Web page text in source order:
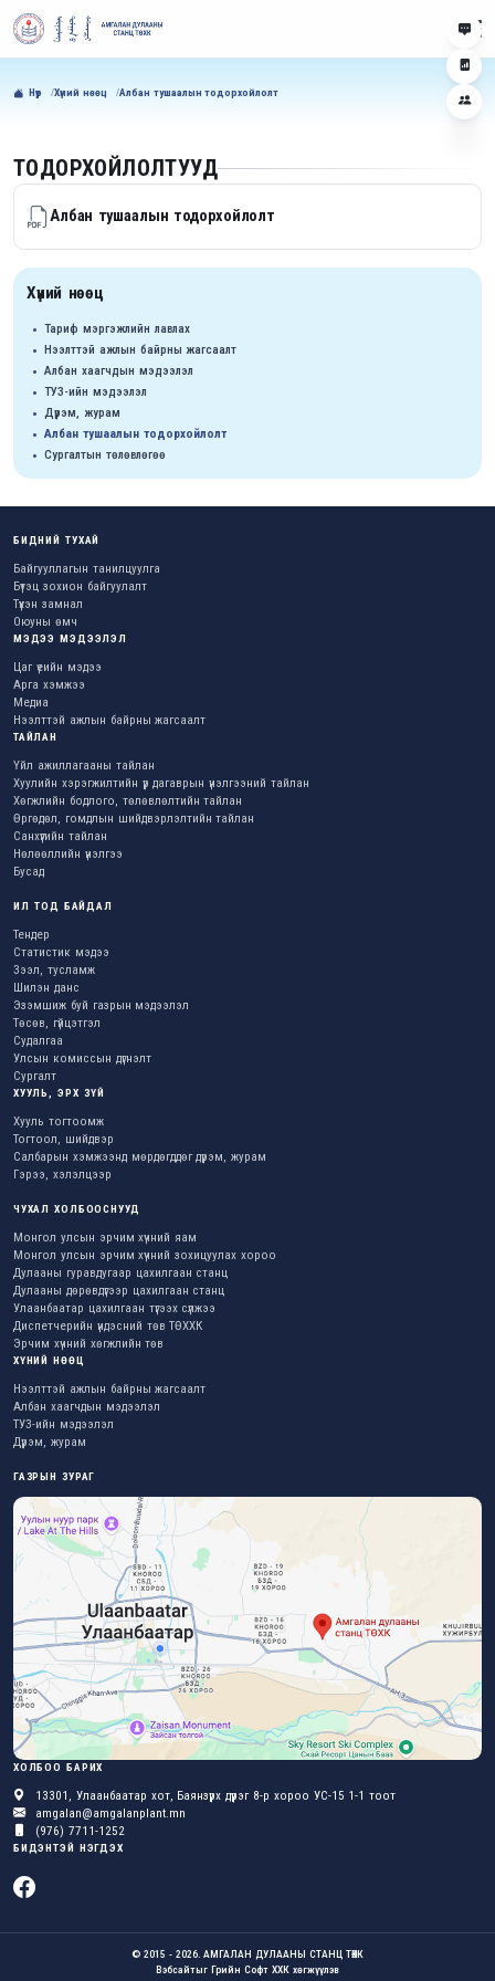
Нүүр Хүний нөөц Албан тушаалын тодорхойлолт
ТОДОРХОЙЛОЛТУУД
Албан тушаалын тодорхойлолт
Хүний нөөц
Тариф мэргэжлийн лавлах
Нээлттэй ажлын байрны жагсаалт
Албан хаагчдын мэдээлэл
ТУЗ-ийн мэдээлэл
Дүрэм, журам
Албан тушаалын тодорхойлолт
Сургалтын төлөвлөгөө
БИДНИЙ ТУХАЙ
Байгууллагын танилцуулга
Бүтэц зохион байгуулалт
Түүхэн замнал
Оюуны өмч
МЭДЭЭ МЭДЭЭЛЭЛ
Цаг үеийн мэдээ
Арга хэмжээ
Медиа
Нээлттэй ажлын байрны жагсаалт
ТАЙЛАН
Үйл ажиллагааны тайлан
Хуулийн хэрэгжилтийн үр дагаврын үнэлгээний тайлан
Хөгжлийн бодлого, төлөвлөлтийн тайлан
Өргөдөл, гомдлын шийдвэрлэлтийн тайлан
Санхүүгийн тайлан
Нөлөөллийн үнэлгээ
Бусад
ИЛ ТОД БАЙДАЛ
Тендер
Статистик мэдээ
Зээл, тусламж
Шилэн данс
Эзэмшиж буй газрын мэдээлэл
Төсөв, гүйцэтгэл
Судалгаа
Улсын комиссын дүгнэлт
Сургалт
ХУУЛЬ, ЭРХ ЗҮЙ
Хууль тогтоомж
Тогтоол, шийдвэр
Салбарын хэмжээнд мөрдөгддөг дүрэм, журам
Гэрээ, хэлэлцээр
ЧУХАЛ ХОЛБООСНУУД
Монгол улсын эрчим хүчний яам
Монгол улсын эрчим хүчний зохицуулах хороо
Дулааны гуравдугаар цахилгаан станц
Дулааны дөрөвдүгээр цахилгаан станц
Улаанбаатар цахилгаан түгээх сүлжээ
Диспетчерийн үндэсний төв ТӨХХК
Эрчим хүчний хөгжлийн төв
ХҮНИЙ НӨӨЦ
Нээлттэй ажлын байрны жагсаалт
Албан хаагчдын мэдээлэл
ТУЗ-ийн мэдээлэл
Дүрэм, журам
ГАЗРЫН ЗУРАГ
ХОЛБОО БАРИХ
13301, Улаанбаатар хот, Баянзүрх дүүрэг 8-р хороо УС-15 1-1 тоот
amgalan@amgalanplant.mn
(976) 7711-1252
БИДЭНТЭЙ НЭГДЭХ
© 2015 - 2026. АМГАЛАН ДУЛААНЫ СТАНЦ ТӨХК
ВэбсайтыгГрийн Софт ХХКхөгжүүлэв